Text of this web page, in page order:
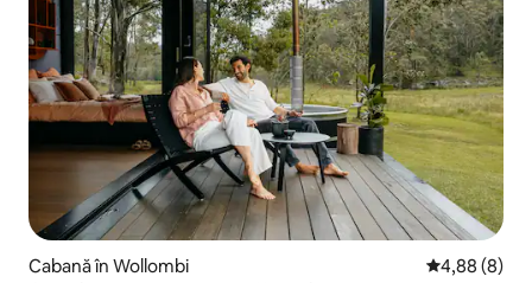
Cabană în Wollombi Scor mediu
4,88 (8)